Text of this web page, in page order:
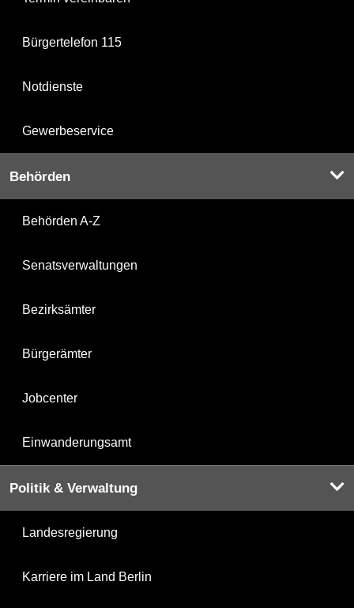
Bürgertelefon 115
Notdienste
Gewerbeservice
Behörden
Behörden A-Z
Senatsverwaltungen
Bezirksämter
Bürgerämter
Jobcenter
Einwanderungsamt
Politik & Verwaltung
Landesregierung
Karriere im Land Berlin